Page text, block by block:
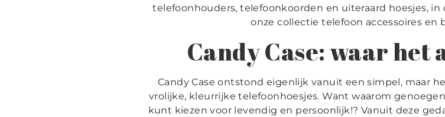
telefoonhouders, telefoonkoorden en uiteraard hoesjes,
onze collectie telefoon accessoires en
Candy Case: waar het
Candy Case ontstond eigenlijk vanuit een simpel, maar
vrolijke, kleurrijke telefoonhoesjes. Want waarom
kunt kiezen voor levendig en persoonlijk!? Vanuit deze